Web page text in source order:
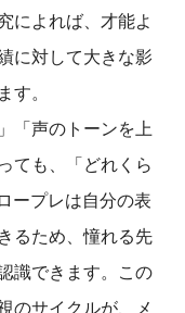
によれば、才能よ
に対して大きな影
す。
「声のトーンを上
ても、「どれくら
ープレは自分の表
るため、憧れる先
識できます。この
のサイクルが、メ